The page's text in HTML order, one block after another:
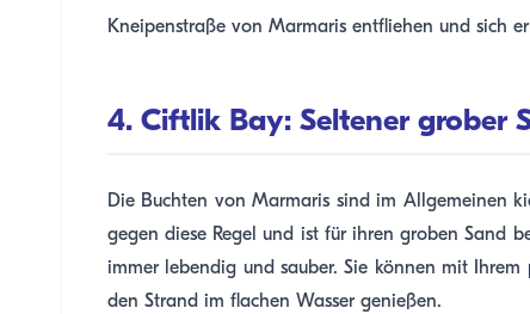
Kneipenstraße von Marmaris entfliehen und sich
4. Ciftlik Bay: Seltener grober
Die Buchten von Marmaris sind im Allgemeinen
gegen diese Regel und ist für ihren groben Sand
immer lebendig und sauber. Sie können mit
den Strand im flachen Wasser genießen.